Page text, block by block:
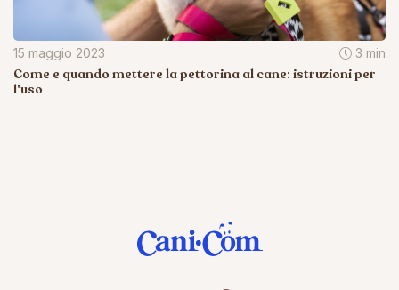
15 maggio 2023 3 min
Come e quando mettere la pettorina al cane: istruzioni per
l'uso